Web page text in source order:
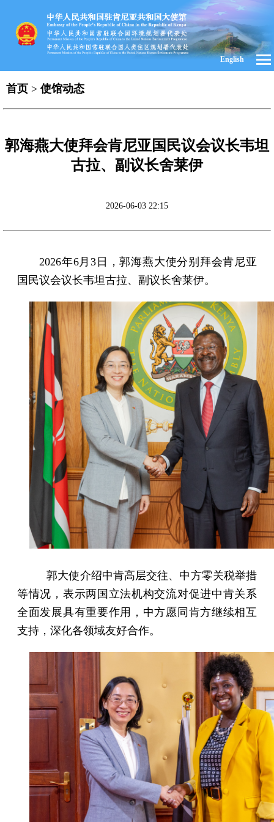
English
首页 > 使馆动态
郭海燕大使拜会肯尼亚国民议会议长韦坦
古拉、副议长舍莱伊
2026-06-03 22:15
2026年6月3日，郭海燕大使分别拜会肯尼亚
国民议会议长韦坦古拉、副议长舍莱伊。
郭大使介绍中肯高层交往、中方零关税举措
等情况，表示两国立法机构交流对促进中肯关系
全面发展具有重要作用，中方愿同肯方继续相互
支持，深化各领域友好合作。